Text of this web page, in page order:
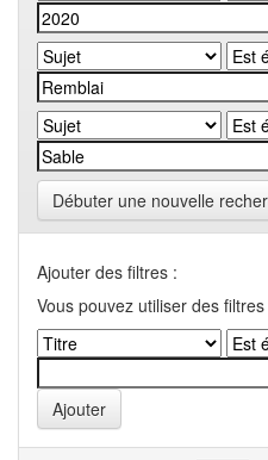
Débuter une nouvelle
Ajouter des filtres :
Vous pouvez utiliser des